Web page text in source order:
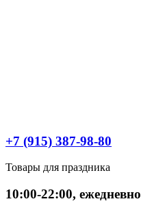
+7 (915) 387-98-80
Товары для праздника
10:00-22:00, ежедневно